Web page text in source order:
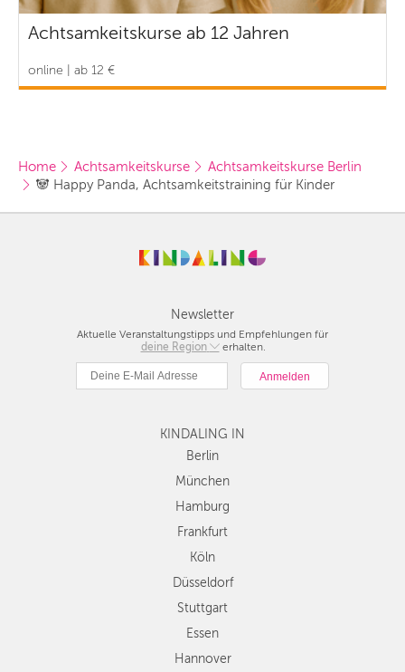
Achtsamkeitskurse ab 12 Jahren
online | ab 12 €
Home Achtsamkeitskurse
Achtsamkeitskurse Berlin
🐼 Happy Panda, Achtsamkeitstraining für Kinder
Newsletter
Aktuelle Veranstaltungstipps und Empfehlungen für
deine Region
Berlin
München
Hamburg
Köln
Düsseldorf
Stuttgart
Essen
Dresden
Nürnberg
Wien
Zürich
Andere
Regionen
erhalten.
KINDALING IN
Berlin
München
Hamburg
Frankfurt
Köln
Düsseldorf
Stuttgart
Essen
Hannover